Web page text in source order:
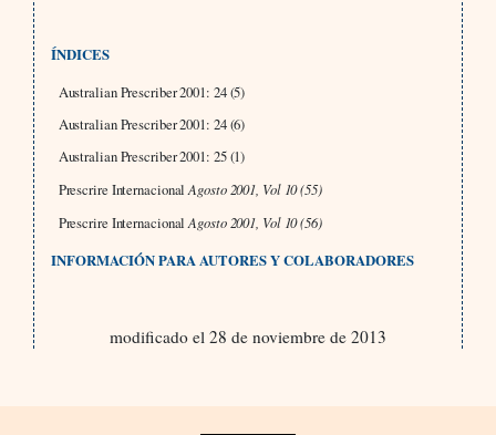
ÍNDICES
Australian Prescriber 2001: 24 (5)
Australian Prescriber 2001: 24 (6)
Australian Prescriber 2001: 25 (1)
Prescrire InternacionalAgosto 2001, Vol 10 (55)
Prescrire InternacionalAgosto 2001, Vol 10 (56)
INFORMACIÓN PARA AUTORES Y COLABORADORES
modificado el 28 de noviembre de 2013